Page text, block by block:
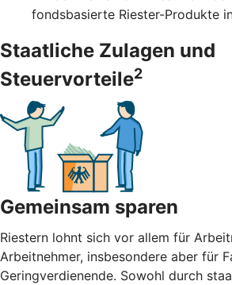
fondsbasierte Riester-Produkte
Staatliche Zulagen und
Steuervorteile2
Gemeinsam sparen
Riestern lohnt sich vor allem für
Arbeitnehmer, insbesondere aber für
Geringverdienende. Sowohl durch